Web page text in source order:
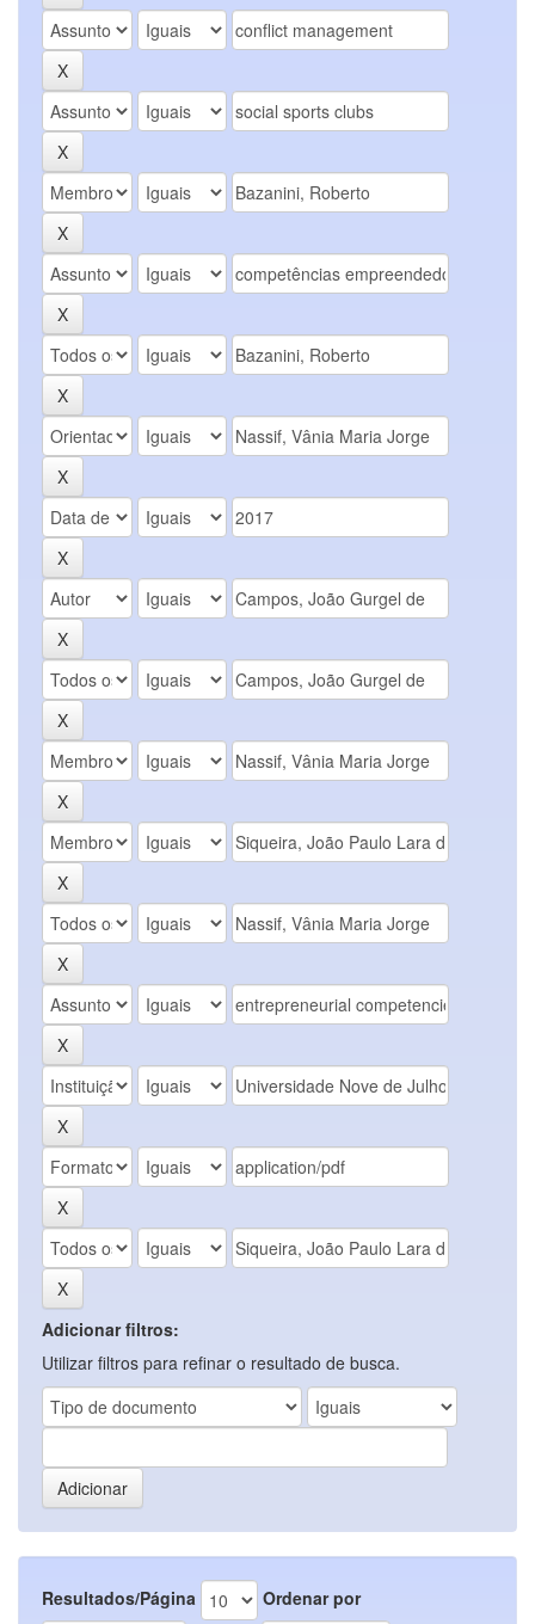
Adicionar filtros:
Utilizar filtros para refinar o resultado de busca.
Resultados/Página Ordenar por